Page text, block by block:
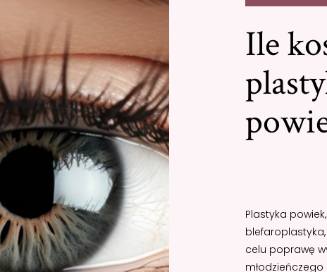
Ile
Plastyka
celu poprawę